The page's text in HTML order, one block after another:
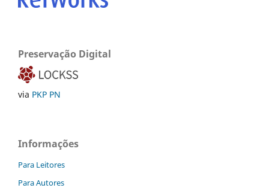
Preservação Digital
via PKP PN
Informações
Para Leitores
Para Autores